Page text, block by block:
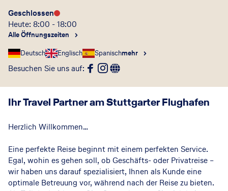
Geschlossen
Heute: 8:00 - 18:00
Alle Öffnungszeiten
Deutsch
Englisch Spanischmehr
Besuchen Sie uns auf:
Ihr Travel Partner am Stuttgarter Flughafen
Herzlich Willkommen…
Eine perfekte Reise beginnt mit einem perfekten Service.
Egal, wohin es gehen soll, ob Geschäfts- oder Privatreise –
wir haben uns darauf spezialisiert, Ihnen als Kunde eine
optimale Betreuung vor, während nach der Reise zu bieten.